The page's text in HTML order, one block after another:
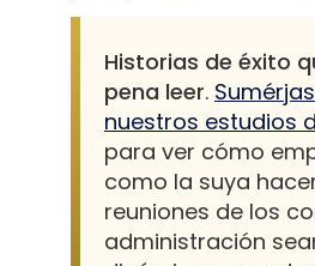
Historias de éxito
pena leer.
nuestros estudios
para ver cómo
como la suya
reuniones de los
administración